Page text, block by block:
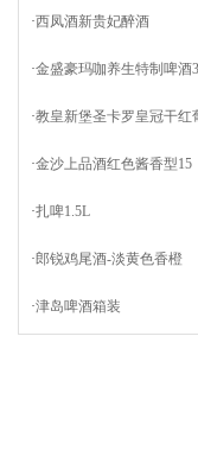
·西凤酒新贵妃醉酒
·金盛豪玛咖养生特制啤酒
·教皇新堡圣卡罗皇冠干红
·金沙上品酒红色酱香型15
·扎啤1.5L
·郎锐鸡尾酒-淡黄色香橙
·津岛啤酒箱装